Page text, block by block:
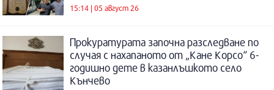
15:14 | 05 август 26
Прокуратурата започна разследване по
случая с нахапаното от „Кане Корсо“ 6-
годишно дете в казанлъшкото село
Кънчево